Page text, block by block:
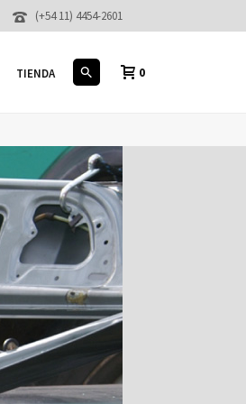
(+54 11) 4454-2601
TIENDA 0